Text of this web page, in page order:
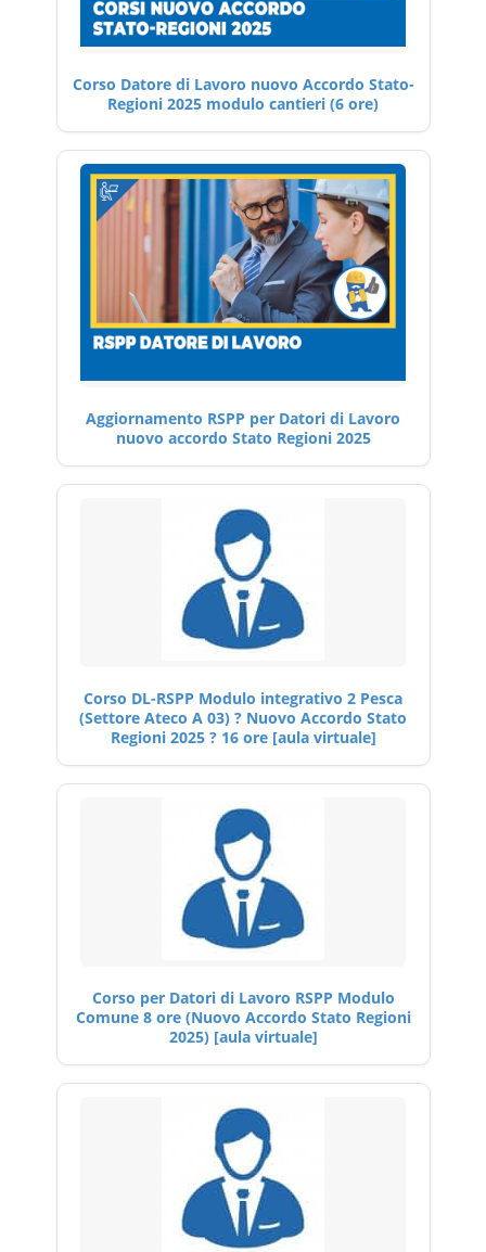
Corso Datore di Lavoro nuovo Accordo Stato-
Regioni 2025 modulo cantieri (6 ore)
Aggiornamento RSPP per Datori di Lavoro
nuovo accordo Stato Regioni 2025
Corso DL-RSPP Modulo integrativo 2 Pesca
(Settore Ateco A 03) ? Nuovo Accordo Stato
Regioni 2025 ? 16 ore [aula virtuale]
Corso per Datori di Lavoro RSPP Modulo
Comune 8 ore (Nuovo Accordo Stato Regioni
2025) [aula virtuale]